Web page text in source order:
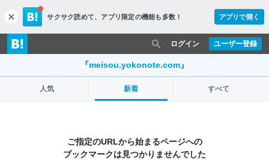
c
l
o
s
サクサク読めて、 アプリ限定の機能も多数！ アプリで開く
ユーザー登録
ログイン
『meisou.yokonote.com』
人気 新着 すべて
ご指定のURLから始まるページへの
ブックマークは見つかりませんでした